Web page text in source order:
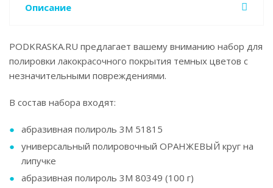
Описание
PODKRASKA.RU предлагает вашему вниманию набор для
полировки лакокрасочного покрытия темных цветов с
незначительными повреждениями.
В состав набора входят:
абразивная полироль 3М 51815
универсальный полировочный ОРАНЖЕВЫЙ круг на
липучке
абразивная полироль 3М 80349 (100 г)